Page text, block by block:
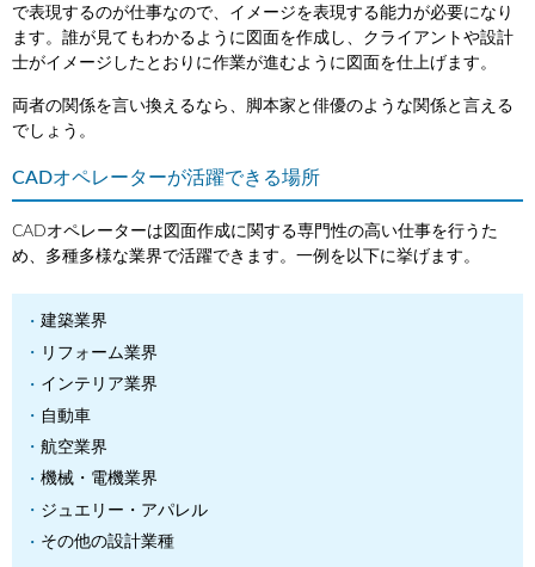
で表現するのが仕事なので、イメージを表現する能力が必要になり
ます。誰が見てもわかるように図面を作成し、クライアントや設計
士がイメージしたとおりに作業が進むように図面を仕上げます。
両者の関係を言い換えるなら、脚本家と俳優のような関係と言える
でしょう。
CADオペレーターが活躍できる場所
CADオペレーターは図面作成に関する専門性の高い仕事を行うた
め、多種多様な業界で活躍できます。一例を以下に挙げます。
建築業界
リフォーム業界
インテリア業界
自動車
航空業界
機械・電機業界
ジュエリー・アパレル
その他の設計業種